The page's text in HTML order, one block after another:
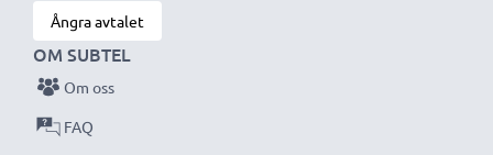
Ångra avtalet
OM SUBTEL
Om oss
FAQ